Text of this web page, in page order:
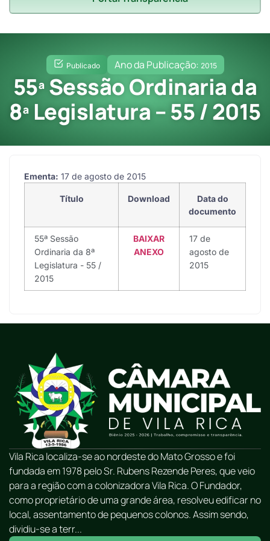
Publicado Ano da Publicação: 2015
55ª Sessão Ordinaria da
8ª Legislatura – 55 / 2015
Ementa: 17 de agosto de 2015
Título Download
Data do
documento
55ª Sessão
Ordinaria da 8ª
Legislatura - 55 /
2015
BAIXAR
ANEXO
17 de
agosto de
2015
Vila Rica localiza-se ao nordeste do Mato Grosso e foi
fundada em 1978 pelo Sr. Rubens Rezende Peres, que veio
para a região com a colonizadora Vila Rica. O Fundador,
como proprietário de uma grande área, resolveu edificar no
local, assentamento de pequenos colonos. Assim sendo,
dividiu-se a terr...